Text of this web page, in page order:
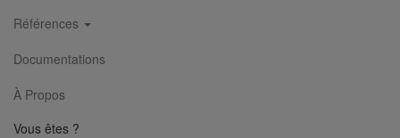
Références
Documentations
À Propos
Vous êtes ?
DN600